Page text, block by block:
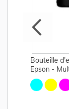
Bouteille
Epson -